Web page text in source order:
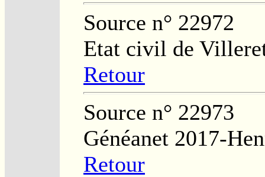
Source n° 22972
Etat civil de
Retour
Source n° 22973
Généanet 2017-
Retour